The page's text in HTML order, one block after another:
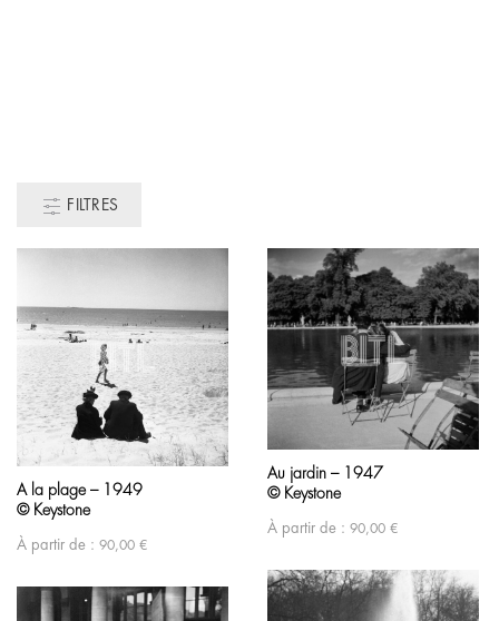
FILTRES
A la plage – 1949
© Keystone
À partir de : 90,00 €
Au jardin – 1947
© Keystone
À partir de : 90,00 €